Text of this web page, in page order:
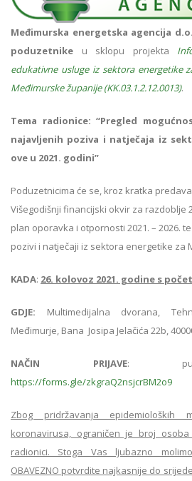
Međimurska energetska agencija
poduzetnike u sklopu projekta
edukativne usluge iz sektora energetike
Međimurske županije (KK.03.1.2.12.0013).
Tema radionice: “Pregled
najavljenih poziva i natječaja iz
ove u 2021. godini”
Poduzetnicima će se, kroz kratka
Višegodišnji financijski okvir za razdoblje
plan oporavka i otpornosti 2021. – 2026.
pozivi i natječaji iz sektora energetike za
KADA: 26. kolovoz 2021. godine s
GDJE: Multimedijalna dvorana,
Međimurje, Bana Josipa Jelačića 22b,
NAČIN PRIJAVE:
https://forms.gle/zkgraQ2nsjcrBM2o9
Zbog pridržavanja epidemioloških
koronavirusa, ograničen je broj
radionici. Stoga Vas ljubazno
OBAVEZNO potvrdite najkasnije do